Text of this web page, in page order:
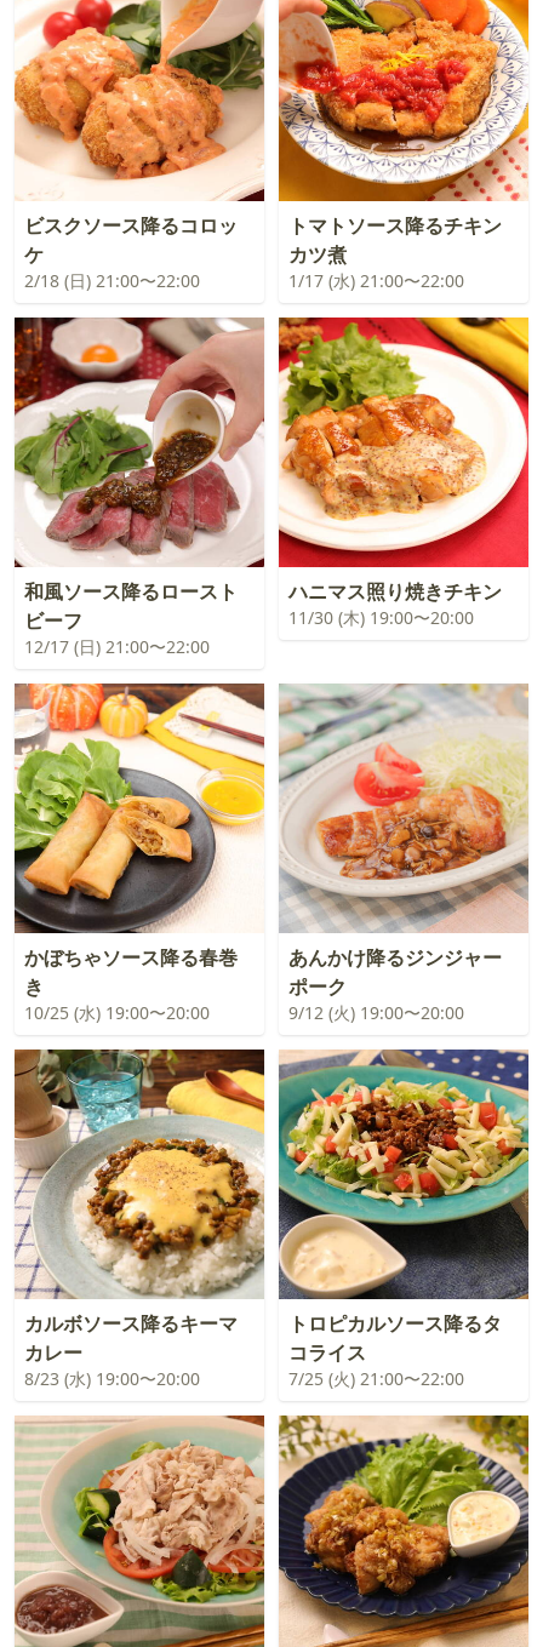
ビスクソース降るコロッ
ケ
2/18 (日) 21:00〜22:00
トマトソース降るチキン
カツ煮
1/17 (水) 21:00〜22:00
和風ソース降るロースト
ビーフ
12/17 (日) 21:00〜22:00
ハニマス照り焼きチキン
11/30 (木) 19:00〜20:00
かぼちゃソース降る春巻
き
10/25 (水) 19:00〜20:00
あんかけ降るジンジャー
ポーク
9/12 (火) 19:00〜20:00
カルボソース降るキーマ
カレー
8/23 (水) 19:00〜20:00
トロピカルソース降るタ
コライス
7/25 (火) 21:00〜22:00